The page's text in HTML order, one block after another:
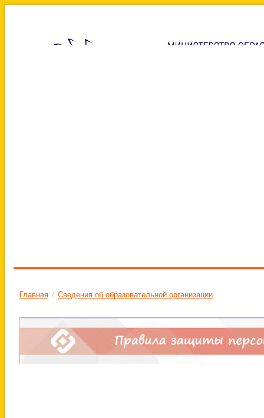
Главная / Сведения об образовательной организации